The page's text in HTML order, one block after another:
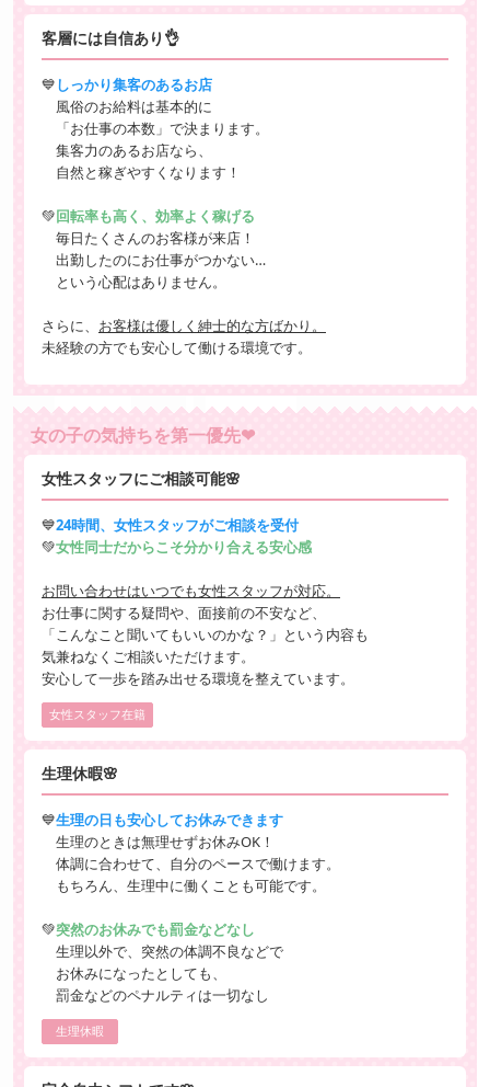
客層には自信あり👌
💙しっかり集客のあるお店
風俗のお給料は基本的に
「お仕事の本数」で決まります。
集客力のあるお店なら、
自然と稼ぎやすくなります！
💚回転率も高く、効率よく稼げる
毎日たくさんのお客様が来店！
出勤したのにお仕事がつかない…
という心配はありません。
さらに、 お客様は優しく紳士的な方ばかり。
未経験の方でも安心して働ける環境です。
女の子の気持ちを第一優先❤
女性スタッフにご相談可能🌸
💙24時間、女性スタッフがご相談を受付
💚女性同士だからこそ分かり合える安心感
お問い合わせはいつでも女性スタッフが対応。
お仕事に関する疑問や、面接前の不安など、
「こんなこと聞いてもいいのかな？」という内容も
気兼ねなくご相談いただけます。
安心して一歩を踏み出せる環境を整えています。
女性スタッフ在籍
生理休暇🌸
💙生理の日も安心してお休みできます
生理のときは無理せずお休みOK！
体調に合わせて、自分のペースで働けます。
もちろん、生理中に働くことも可能です。
💚突然のお休みでも罰金などなし
生理以外で、突然の体調不良などで
お休みになったとしても、
罰金などのペナルティは一切なし
生理休暇